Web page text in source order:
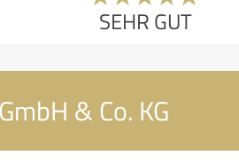
SEHR GUT
& Co. KG